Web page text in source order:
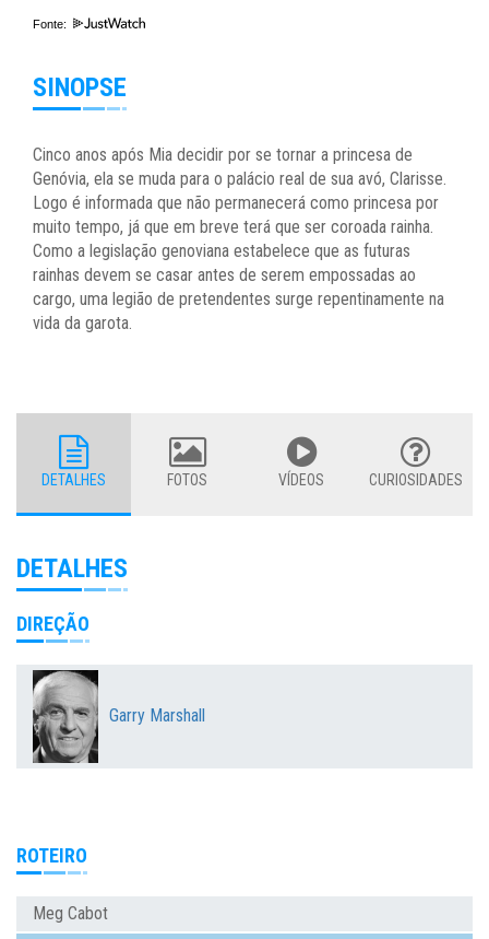
Fonte:
SINOPSE
Cinco anos após Mia decidir por se tornar a princesa de
Genóvia, ela se muda para o palácio real de sua avó, Clarisse.
Logo é informada que não permanecerá como princesa por
muito tempo, já que em breve terá que ser coroada rainha.
Como a legislação genoviana estabelece que as futuras
rainhas devem se casar antes de serem empossadas ao
cargo, uma legião de pretendentes surge repentinamente na
vida da garota.
DETALHES FOTOS VÍDEOS CURIOSIDADES
DETALHES
DIREÇÃO
Garry Marshall
ROTEIRO
Meg Cabot